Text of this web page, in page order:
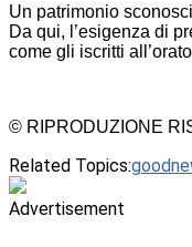
Un patrimonio
Da qui, l’esigenza di
come gli iscritti
© RIPRODUZIONE
Related Topics:
Advertisement